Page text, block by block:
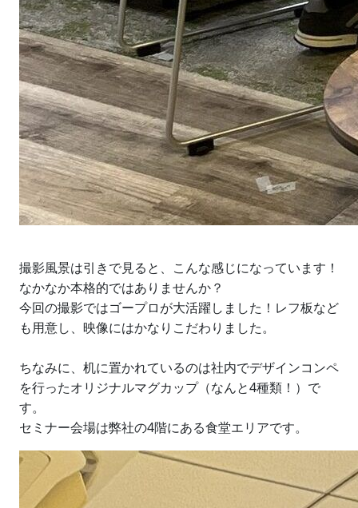
撮影風景は引きで見ると、こんな感じになっています！
なかなか本格的ではありませんか？
今回の撮影ではゴープロが大活躍しました！レフ板など
も用意し、映像にはかなりこだわりました。
ちなみに、机に置かれているのは社内でデザインコンペ
を行ったオリジナルマグカップ（なんと4種類！）で
す。
セミナー会場は弊社の4階にある食堂エリアです。